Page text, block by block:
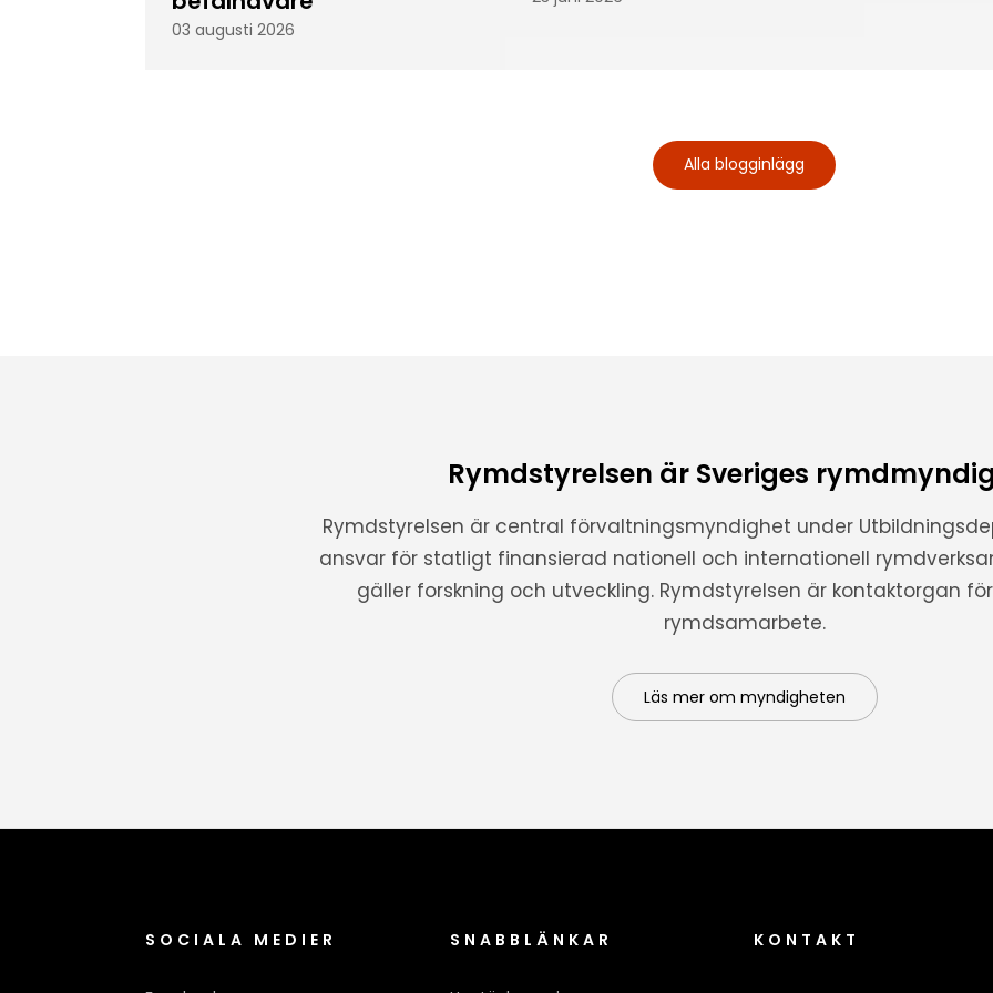
03 augusti 2026
Alla blogginlägg
Rymdstyrelsen är Sveriges
Rymdstyrelsen är central förvaltningsmyndighet under
ansvar för statligt finansierad nationell och internationell
gäller forskning och utveckling. Rymdstyrelsen är kontaktorgan
rymdsamarbete.
Läs mer om myndigheten
SOCIALA MEDIER SNABBLÄNKAR KONTAKT